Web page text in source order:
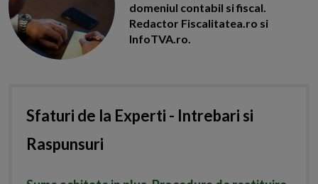
domeniul contabil si fiscal.
Redactor Fiscalitatea.ro si
InfoTVA.ro.
Sfaturi de la Experti - Intrebari si
Raspunsuri